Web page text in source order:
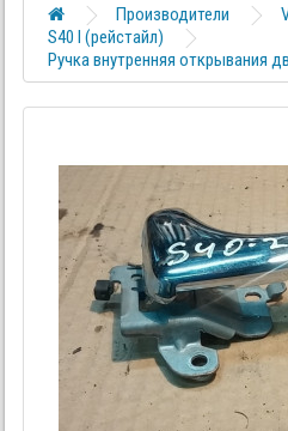
Производители
S40 I (рейстайл)
Ручка внутренняя открывания